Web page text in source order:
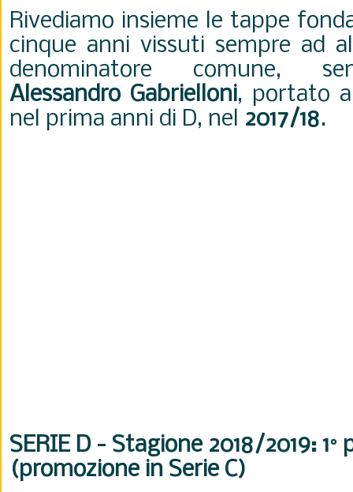
Rivediamo insieme le tappe
cinque anni vissuti sempre ad
denominatore comune,
Alessandro Gabrielloni, portato
nel prima anni di D, nel 2017/18.
SERIE D - Stagione 2018/2019: 1°
(promozione in Serie C)